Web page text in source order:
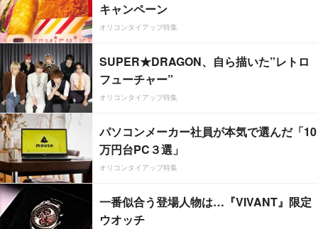
キャンペーン
オリコンタイアップ特集
SUPER★DRAGON、自ら描いた”レトロ
フューチャー”
オリコンタイアップ特集
パソコンメーカー社員が本気で選んだ「10
万円台PC３選」
オリコンタイアップ特集
一番似合う登場人物は…『VIVANT』限定
ウオッチ